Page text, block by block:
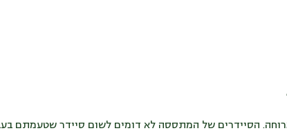
הסיידרים של המתססה לא דומים לשום סיידר שטעמתם